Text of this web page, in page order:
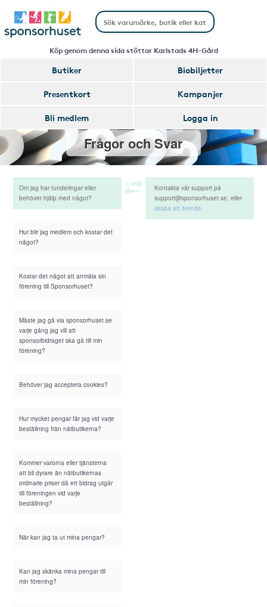
Köp genom denna sida stöttar Karlstads 4H-Gård
Butiker
Biobiljetter
Presentkort
Kampanjer
Bli medlem
Logga in
Frågor och Svar
Om jag har funderingar eller
behöver hjälp med något?
Hur blir jag medlem och kostar det
något?
Kostar det något att anmäla sin
förening till Sponsorhuset?
Måste jag gå via sponsorhuset.se
varje gång jag vill att
sponsorbidraget ska gå till min
förening?
Behöver jag acceptera cookies?
Hur mycket pengar får jag vid varje
beställning från nätbutikerna?
Kommer varorna eller tjänsterna
att bli dyrare än nätbutikernas
ordinarie priser då ett bidrag utgår
till föreningen vid varje
beställning?
När kan jag ta ut mina pengar?
Kan jag skänka mina pengar till
min förening?
Kontakta vår support på
support@sponsorhuset.se, eller
skapa ett ärende.